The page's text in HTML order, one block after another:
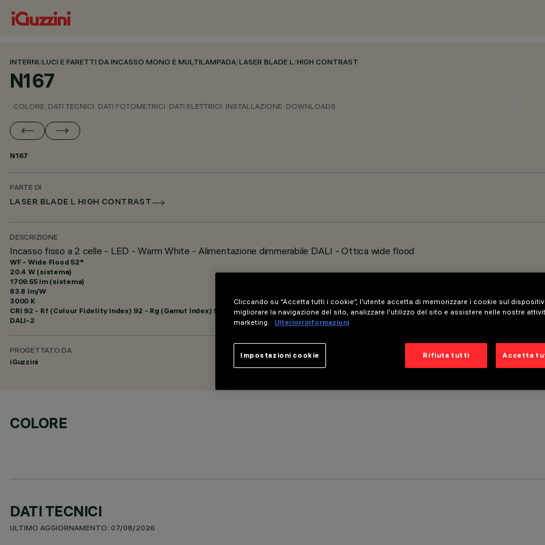
INTERNI/LUCI E FARETTI DA INCASSO MONO E MULTILAMPADA/LASER BLADE L/HIGH CONTRAST
N167
COLORE DATI TECNICI DATI FOTOMETRICI DATI ELETTRICI INSTALLAZIONE DOWNLOADS
N167
PARTE DI
LASER BLADE L HIGH CONTRAST
DESCRIZIONE
Incasso fisso a 2 celle - LED - Warm White - Alimentazione dimmerabile DALI - Ottica wide flood
WF - Wide Flood 52°
20.4 W (sistema)
1709.55 lm (sistema)
83.8 lm/W
3000 K
CRI 92 - Rf (Colour Fidelity Index) 92 - Rg (Gamut Index) 99
DALI-2
PROGETTATO DA
iGuzzini
COLORE
DATI TECNICI
ULTIMO AGGIORNAMENTO: 07/08/2026
Cliccando su “Accetta tutti i cookie”, l'utente accetta di memorizzare i cookie sul
migliorare la navigazione del sito, analizzare l'utilizzo del sito e assistere nelle nostre
marketing.
Ulteriori informazioni
Rifiuta tutti Accetta
Impostazioni cookie